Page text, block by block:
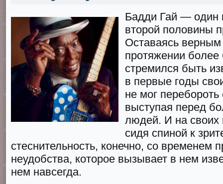
Бадди Гай — один
второй половины
Оставаясь
протяжении более
стремился быть
в первые гoды
не мог перебороть
выступая перед
людей. И на своих
сидя спиной к
стеснительность, конечно, со временем
неудобства, которое вызывает в нем
нем навсегда.